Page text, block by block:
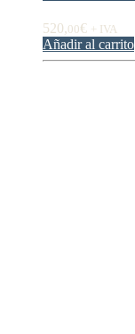
520,00€ + IVA
Añadir al carrito